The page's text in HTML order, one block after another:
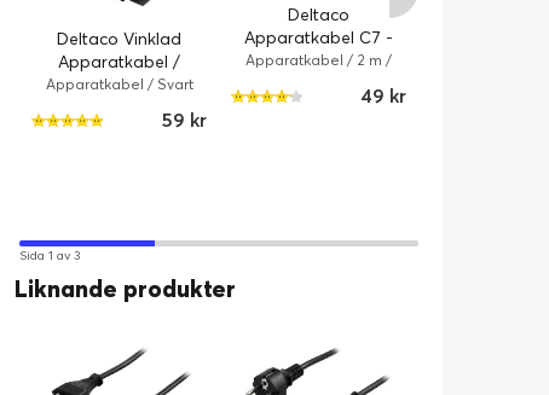
Deltaco Vinklad
Apparatkabel /
Vinklad C13 - Svart /
Apparatkabel / Svart
59 kr
Deltaco
Apparatkabel C7 -
Svart / 2m
Apparatkabel / 2 m /
49 kr
Sida 1 av 3
Liknande produkter